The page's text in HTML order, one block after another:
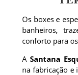
Os boxes e
banheiros,
conforto para
ASantana
na fabricação e